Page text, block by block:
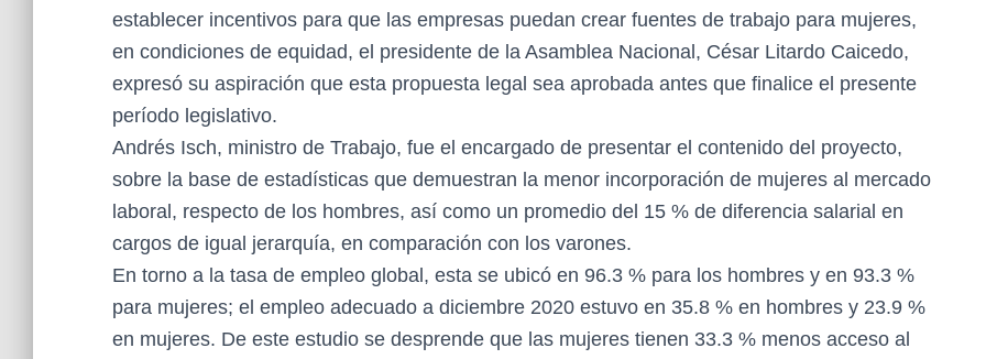
establecer incentivos para que las empresas puedan crear fuentes de trabajo para mujeres,
en condiciones de equidad, el presidente de la Asamblea Nacional, César Litardo Caicedo,
expresó su aspiración que esta propuesta legal sea aprobada antes que finalice el presente
período legislativo.
Andrés Isch, ministro de Trabajo, fue el encargado de presentar el contenido del proyecto,
sobre la base de estadísticas que demuestran la menor incorporación de mujeres al mercado
laboral, respecto de los hombres, así como un promedio del 15 % de diferencia salarial en
cargos de igual jerarquía, en comparación con los varones.
En torno a la tasa de empleo global, esta se ubicó en 96.3 % para los hombres y en 93.3 %
para mujeres; el empleo adecuado a diciembre 2020 estuvo en 35.8 % en hombres y 23.9 %
en mujeres. De este estudio se desprende que las mujeres tienen 33.3 % menos acceso al